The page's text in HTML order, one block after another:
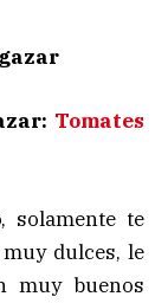
Tomates
solamente te
dulces, le
muy buenos